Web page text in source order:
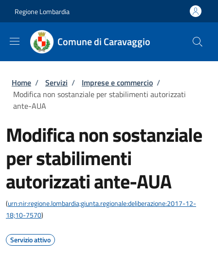
Regione Lombardia
Comune di Caravaggio
Briciole di pane
Home / Servizi / Imprese e commercio /
Modifica non sostanziale per stabilimenti autorizzati
ante-AUA
Modifica non sostanziale
per stabilimenti
autorizzati ante-AUA
(urn:nir:regione.lombardia;giunta.regionale:deliberazione:2017-12-
18;10-7570)
Servizio attivo